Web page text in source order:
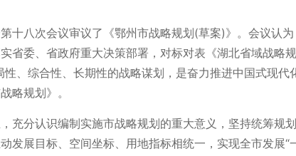
十八次会议审议了《鄂州市战略规划(草案)》。会议认
省委、省政府重大决策部署，对标对表《湖北省域战略
、综合性、长期性的战略谋划，是奋力推进中国式现
略规划》。
充分认识编制实施市战略规划的重大意义，坚持统筹规
发展目标、空间坐标、用地指标相统一，实现全市发展“